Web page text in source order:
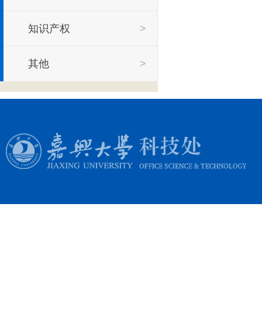
知识产权 >
其他 >